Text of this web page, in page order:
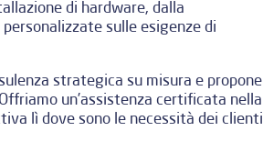
di hardware, dalla
sulle esigenze di
strategica su misura e propone
un’assistenza certificata nella
lì dove sono le necessità dei